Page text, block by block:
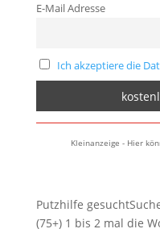
E-Mail Adresse
Ich akzeptiere die
Kleinanzeige - Hier
Putzhilfe
(75+) 1 bis 2 mal die